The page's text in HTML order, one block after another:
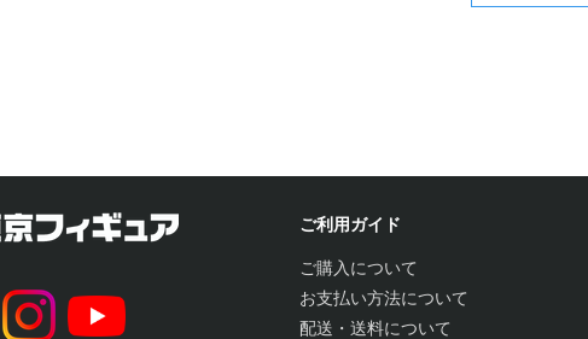
ご利用ガイド
ご購入について
お支払い方法について
配送・送料について